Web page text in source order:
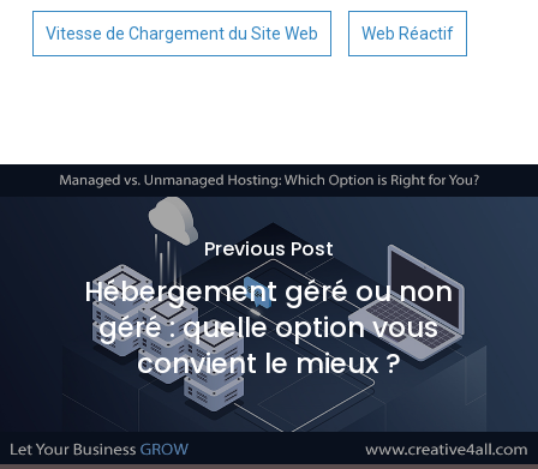
Vitesse de Chargement du Site Web Web Réactif
Previous Post
Hébergement géré ou non
géré : quelle option vous
convient le mieux ?